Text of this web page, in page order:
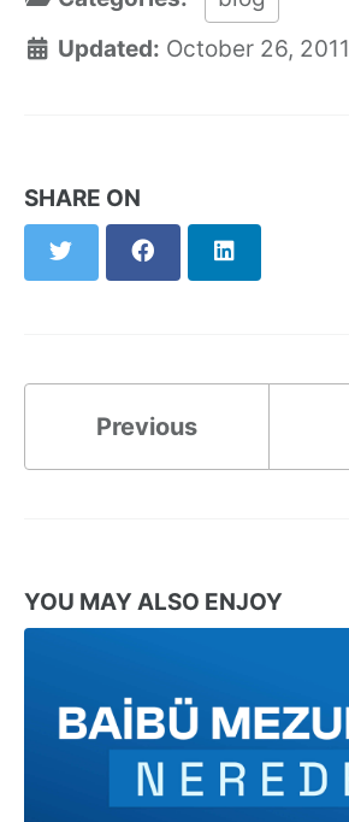
Updated: October 26, 2011
SHARE ON
Twitter Facebook
Previous
YOU MAY ALSO ENJOY